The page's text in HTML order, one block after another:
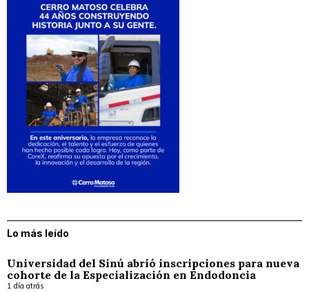
Lo más leído
Universidad del Sinú abrió inscripciones para nueva
cohorte de la Especialización en Endodoncia
1 día atrás